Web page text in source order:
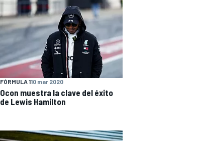
FÓRMULA 110 mar 2020
Ocon muestra la clave del éxito
de Lewis Hamilton